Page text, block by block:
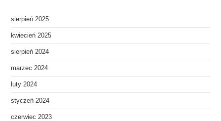
sierpień 2025
kwiecień 2025
sierpień 2024
marzec 2024
luty 2024
styczeń 2024
czerwiec 2023